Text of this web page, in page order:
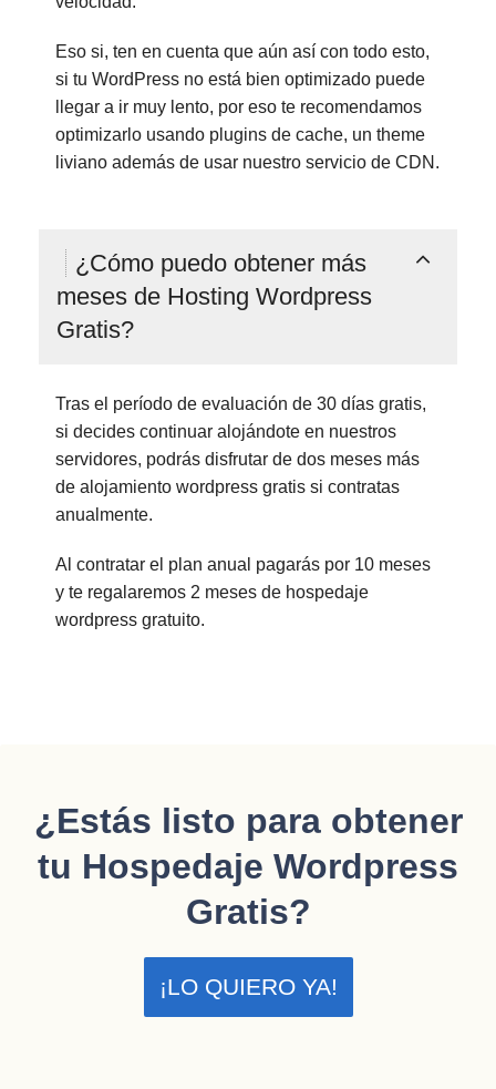
Eso si, ten en cuenta que aún así con todo esto,
si tu WordPress no está bien optimizado puede
llegar a ir muy lento, por eso te recomendamos
optimizarlo usando plugins de cache, un theme
liviano además de usar nuestro servicio de CDN.
¿Cómo puedo obtener más
meses de Hosting Wordpress
Gratis?
Tras el período de evaluación de 30 días gratis,
si decides continuar alojándote en nuestros
servidores, podrás disfrutar de dos meses más
de alojamiento wordpress gratis si contratas
anualmente.
Al contratar el plan anual pagarás por 10 meses
y te regalaremos 2 meses de hospedaje
wordpress gratuito.
¿Estás listo para obtener
tu Hospedaje Wordpress
Gratis?
¡LO QUIERO YA!